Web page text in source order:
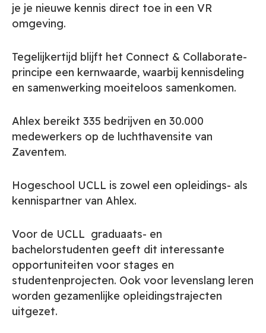
je je nieuwe kennis direct toe in een VR
omgeving.
Tegelijkertijd blijft het Connect & Collaborate-
principe een kernwaarde, waarbij kennisdeling
en samenwerking moeiteloos samenkomen.
Ahlex bereikt 335 bedrijven en 30.000
medewerkers op de luchthavensite van
Zaventem.
Hogeschool UCLL is zowel een opleidings- als
kennispartner van Ahlex.
Voor de UCLL graduaats- en
bachelorstudenten geeft dit interessante
opportuniteiten voor stages en
studentenprojecten. Ook voor levenslang leren
worden gezamenlijke opleidingstrajecten
uitgezet.